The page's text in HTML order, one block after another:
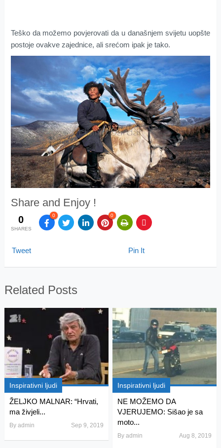
Teško da možemo povjerovati da u današnjem svijetu uopšte
postoje ovakve zajednice, ali srećom ipak je tako.
Share and Enjoy !
0
SHARES
0 0
Tweet Pin It
Related Posts
Inspirativni ljudi
ŽELJKO MALNAR: “Hrvati,
ma živjeli...
By admin Sep 9, 2019
Inspirativni ljudi
NE MOŽEMO DA
VJERUJEMO: Sišao je sa
moto...
Byadmin Aug 8, 2019